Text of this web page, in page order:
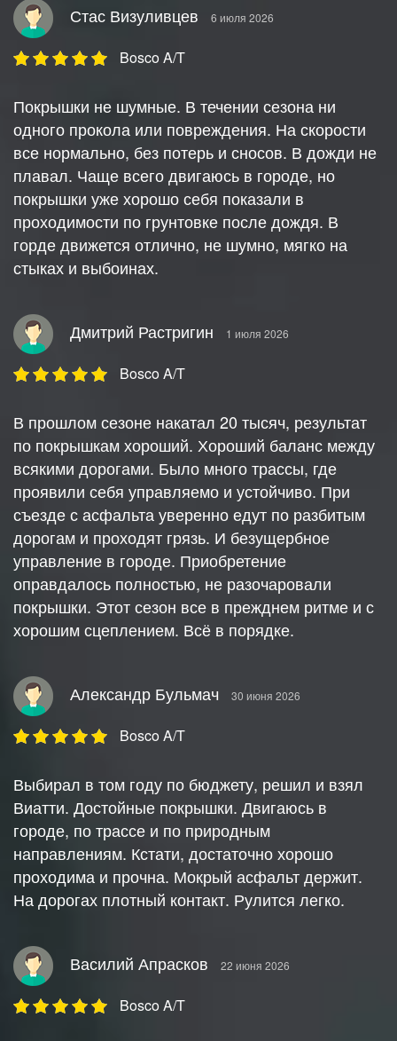
Стас Визуливцев 6 июля 2026
Bosco A/T
Покрышки не шумные. В течении сезона ни
одного прокола или повреждения. На скорости
все нормально, без потерь и сносов. В дожди не
плавал. Чаще всего двигаюсь в городе, но
покрышки уже хорошо себя показали в
проходимости по грунтовке после дождя. В
горде движется отлично, не шумно, мягко на
стыках и выбоинах.
Дмитрий Растригин 1 июля 2026
Bosco A/T
В прошлом сезоне накатал 20 тысяч, результат
по покрышкам хороший. Хороший баланс между
всякими дорогами. Было много трассы, где
проявили себя управляемо и устойчиво. При
съезде с асфальта уверенно едут по разбитым
дорогам и проходят грязь. И безущербное
управление в городе. Приобретение
оправдалось полностью, не разочаровали
покрышки. Этот сезон все в прежднем ритме и с
хорошим сцеплением. Всё в порядке.
Александр Бульмач 30 июня 2026
Bosco A/T
Выбирал в том году по бюджету, решил и взял
Виатти. Достойные покрышки. Двигаюсь в
городе, по трассе и по природным
направлениям. Кстати, достаточно хорошо
проходима и прочна. Мокрый асфальт держит.
На дорогах плотный контакт. Рулится легко.
Василий Апрасков 22 июня 2026
Bosco A/T